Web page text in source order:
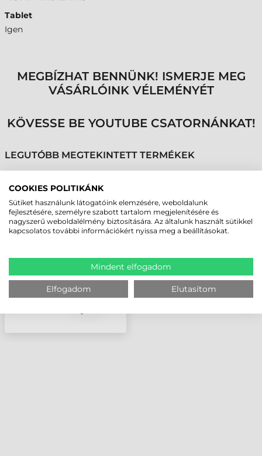
Tablet
Igen
MEGBÍZHAT BENNÜNK! ISMERJE MEG
VÁSÁRLÓINK VÉLEMÉNYÉT
KÖVESSE BE YOUTUBE CSATORNÁNKAT!
LEGUTÓBB MEGTEKINTETT TERMÉKEK
ZEBRA VÁLLPÁNT, ET8X
TABLETHEZ
COOKIES POLITIKÁNK
Sütiket használunk látogatóink elemzésére, weboldalunk
fejlesztésére, személyre szabott tartalom megjelenítésére és
nagyszerű weboldalélmény biztosítására. Az általunk használt sütikkel
kapcsolatos további információkért nyissa meg a beállításokat.
Mindent elfogadom
Elfogadom Elutasítom